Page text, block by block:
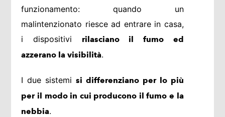
funzionamento: quando un
malintenzionato riesce ad entrare in casa,
i dispositivi rilasciano il fumo ed
azzerano la visibilità.
I due sistemisi differenziano per lo più
per il modo in cui producono il fumo e la
nebbia.